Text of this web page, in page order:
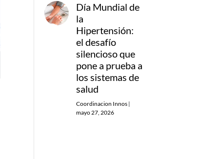
Día Mundial de
la
Hipertensión:
el desafío
silencioso que
pone a prueba a
los sistemas de
salud
Coordinacion Innos |
mayo 27, 2026